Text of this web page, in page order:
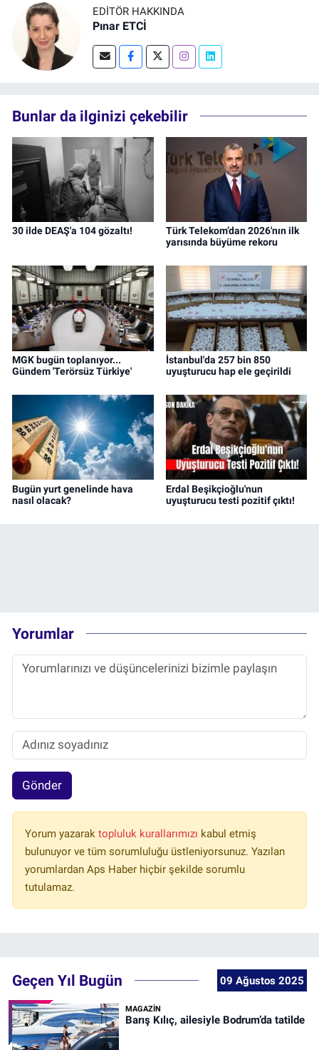
EDITÖR HAKKINDA
Pınar ETCİ
Bunlar da ilginizi çekebilir
30 ilde DEAŞ'a 104 gözaltı!
Türk Telekom’dan 2026'nın ilk
yarısında büyüme rekoru
MGK bugün toplanıyor...
Gündem 'Terörsüz Türkiye'
İstanbul'da 257 bin 850
uyuşturucu hap ele geçirildi
Bugün yurt genelinde hava
nasıl olacak?
Erdal Beşikçioğlu'nun
uyuşturucu testi pozitif çıktı!
Yorumlar
Gönder
Yorum yazarak topluluk kurallarımızı kabul etmiş
bulunuyor ve tüm sorumluluğu üstleniyorsunuz. Yazılan
yorumlardan Aps Haber hiçbir şekilde sorumlu
tutulamaz.
Geçen Yıl Bugün 09 Ağustos 2025
MAGAZİN
Barış Kılıç, ailesiyle Bodrum’da tatilde